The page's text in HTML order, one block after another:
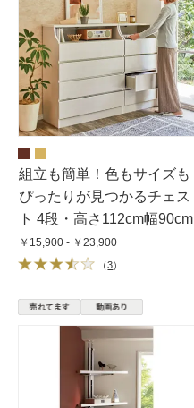
組立も簡単！色もサイズも
ぴったりが見つかるチェス
ト 4段・高さ112cm幅90cm
￥15,900 - ￥23,900
（3）